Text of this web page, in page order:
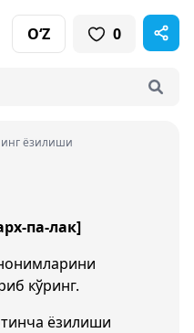
O‘Z 0
ёзилиши
па-лак]
кўринг.
ёзилиши